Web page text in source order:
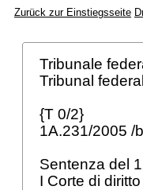
Zurück zur Einstiegsseite
Tribunale
Tribunal federal
{T 0/2}
1A.231/2005 /
Sentenza del
I Corte di